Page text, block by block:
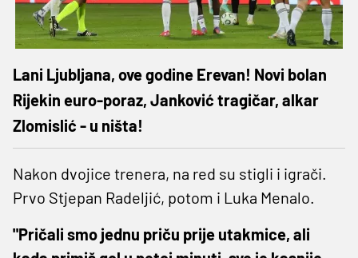
Lani Ljubljana, ove godine Erevan! Novi bolan
Rijekin euro-poraz, Janković tragičar, alkar
Zlomislić - u ništa!
Nakon dvojice trenera, na red su stigli i igrači.
Prvo Stjepan Radeljić, potom i Luka Menalo.
"Pričali smo jednu priču prije utakmice, ali